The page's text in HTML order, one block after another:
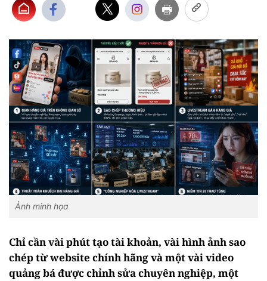
Ảnh minh họa
Chỉ cần vài phút tạo tài khoản, vài hình ảnh sao
chép từ website chính hãng và một vài video
quảng bá được chỉnh sửa chuyên nghiệp, một